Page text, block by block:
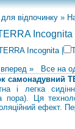
відпочинку »
Incognita
Incognita|
вперед »
Все на
самонадувний
і легка
пора). Ця
ефект.